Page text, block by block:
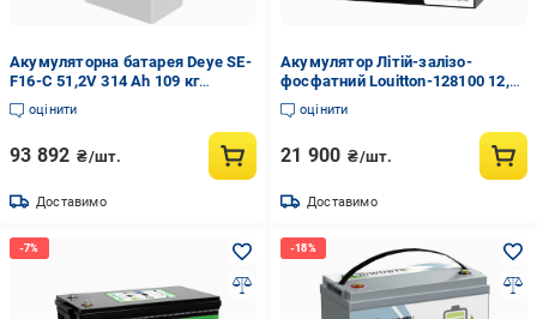
Акумуляторна батарея Deye SE-
F16-С 51,2V 314 Аh 109 кг
LiFePO4 16 kWh (287572)
оцінити
93 892 ₴/шт.
Доставимо
Акумулятор Літій-залізо-
фосфатний Louitton-128100 12,8
V/100 Ah/1280 Wh LiFePO4
оцінити
21 900 ₴/шт.
Доставимо